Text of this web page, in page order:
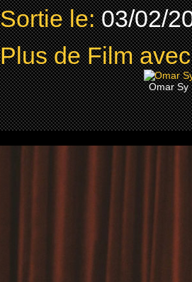
Sortie le: 03/02/
Plus de Film
Omar Sy